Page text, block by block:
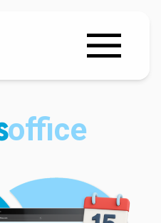
office